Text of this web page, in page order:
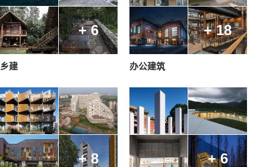
+ 6
乡建
+ 18
办公建筑
+ 8 + 6